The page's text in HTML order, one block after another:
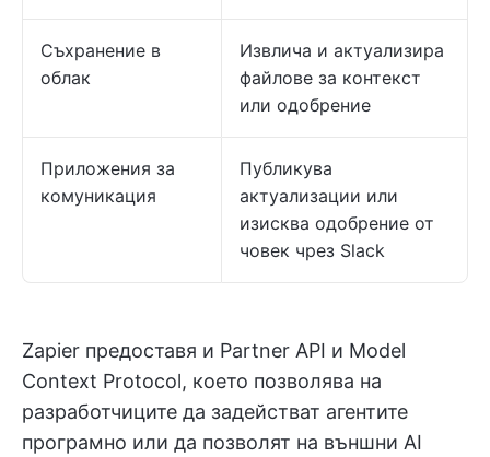
Съхранение в
облак
Извлича и актуализира
файлове за контекст
или одобрение
Приложения за
комуникация
Публикува
актуализации или
изисква одобрение от
човек чрез Slack
Zapier предоставя и Partner API и Model
Context Protocol, което позволява на
разработчиците да задействат агентите
програмно или да позволят на външни AI